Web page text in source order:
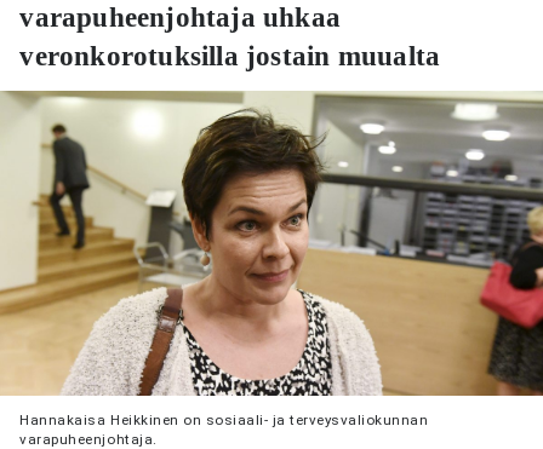
varapuheenjohtaja uhkaa
veronkorotuksilla jostain muualta
Hannakaisa Heikkinen on sosiaali- ja terveysvaliokunnan
varapuheenjohtaja.